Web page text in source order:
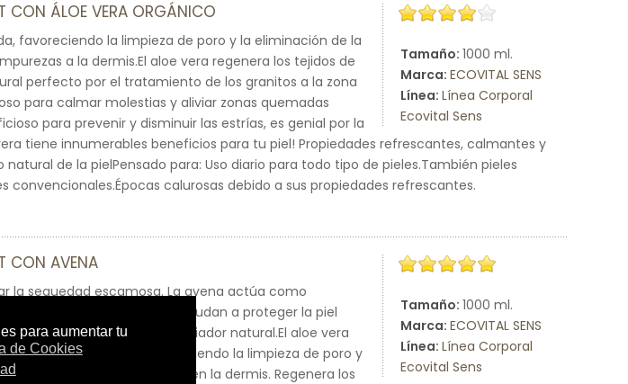
Tamaño: 1000 ml.
Marca: ECOVITAL SENS
Línea: Línea Corporal
Ecovital Sens
CON ÁLOE VERA ORGÁNICO
favoreciendo la limpieza de poro y la eliminación de la
a la dermis.El aloe vera regenera los tejidos de
perfecto por el tratamiento de los granitos a la zona
para calmar molestias y aliviar zonas quemadas
para prevenir y disminuir las estrías, es genial por la
tiene innumerables beneficios para tu piel! Propiedades refrescantes, calmantes y
de la pielPensado para: Uso diario para todo tipo de pieles.También pieles
convencionales.Épocas calurosas debido a sus propiedades refrescantes.
Tamaño: 1000 ml.
Marca: ECOVITAL SENS
Línea: Línea Corporal
Ecovital Sens
CON AVENA
la sequedad escamosa. La avena actúa como
proteínas de la avena ayudan a proteger la piel
actúan como limpiador natural.El aloe vera
de forma profunda, favoreciendo la limpieza de poro y
aparición de las impurezas en la dermis. Regenera los